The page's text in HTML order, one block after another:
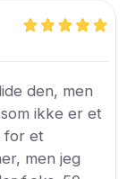
den, men
ikke er et
for et
men jeg